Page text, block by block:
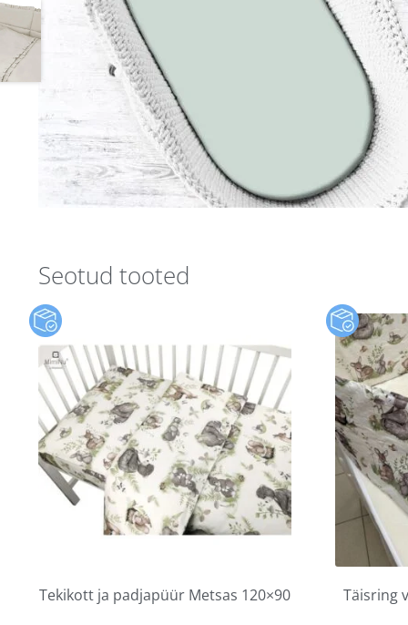
Seotud tooted
Tekikott ja padjapüür Metsas 120×90
Täisring